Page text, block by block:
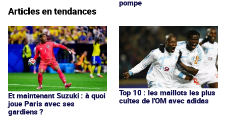
pompe
Articles en tendances
Et maintenant Suzuki : à quoi
joue Paris avec ses
gardiens ?
Top 10 : les maillots les plus
cultes de l'OM avec adidas